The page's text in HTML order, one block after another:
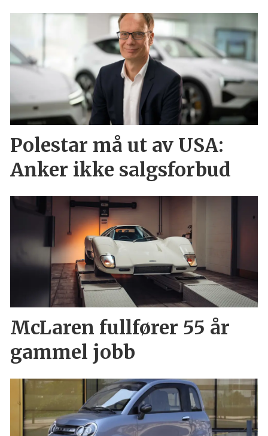
Polestar må ut av USA:
Anker ikke salgsforbud
McLaren fullfører 55 år
gammel jobb